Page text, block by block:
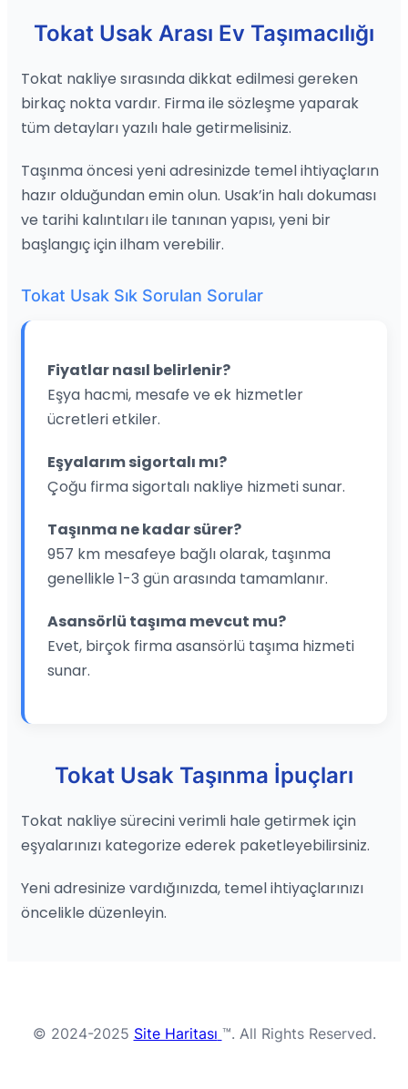
Tokat Usak Arası Ev Taşımacılığı
Tokat nakliye sırasında dikkat edilmesi gereken
birkaç nokta vardır. Firma ile sözleşme yaparak
tüm detayları yazılı hale getirmelisiniz.
Taşınma öncesi yeni adresinizde temel ihtiyaçların
hazır olduğundan emin olun. Usak’in halı dokuması
ve tarihi kalıntıları ile tanınan yapısı, yeni bir
başlangıç için ilham verebilir.
Tokat Usak Sık Sorulan Sorular
Fiyatlar nasıl belirlenir?
Eşya hacmi, mesafe ve ek hizmetler
ücretleri etkiler.
Eşyalarım sigortalı mı?
Çoğu firma sigortalı nakliye hizmeti sunar.
Taşınma ne kadar sürer?
957 km mesafeye bağlı olarak, taşınma
genellikle 1-3 gün arasında tamamlanır.
Asansörlü taşıma mevcut mu?
Evet, birçok firma asansörlü taşıma hizmeti
sunar.
Tokat Usak Taşınma İpuçları
Tokat nakliye sürecini verimli hale getirmek için
eşyalarınızı kategorize ederek paketleyebilirsiniz.
Yeni adresinize vardığınızda, temel ihtiyaçlarınızı
öncelikle düzenleyin.
© 2024-2025 Site Haritası ™. All Rights Reserved.